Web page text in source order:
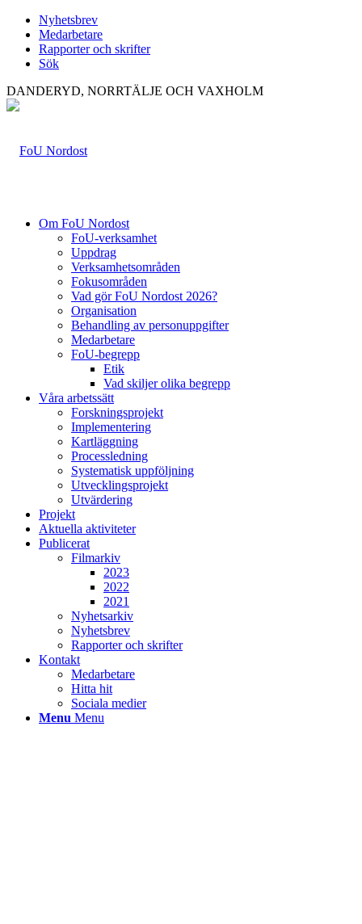
Nyhetsbrev
Medarbetare
Rapporter och skrifter
Sök
DANDERYD, NORRTÄLJE OCH VAXHOLM
Om FoU Nordost
FoU-verksamhet
Uppdrag
Verksamhetsområden
Fokusområden
Vad gör FoU Nordost 2026?
Organisation
Behandling av personuppgifter
Medarbetare
FoU-begrepp
Etik
Vad skiljer olika begrepp
Våra arbetssätt
Forskningsprojekt
Implementering
Kartläggning
Processledning
Systematisk uppföljning
Utvecklingsprojekt
Utvärdering
Projekt
Aktuella aktiviteter
Publicerat
Filmarkiv
2023
2022
2021
Nyhetsarkiv
Nyhetsbrev
Rapporter och skrifter
Kontakt
Medarbetare
Hitta hit
Sociala medier
Menu Menu